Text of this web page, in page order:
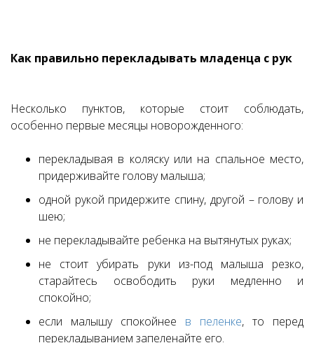
Как правильно перекладывать младенца с рук
Несколько пунктов, которые стоит соблюдать,
особенно первые месяцы новорожденного:
перекладывая в коляску или на спальное место,
придерживайте голову малыша;
одной рукой придержите спину, другой – голову и
шею;
не перекладывайте ребенка на вытянутых руках;
не стоит убирать руки из-под малыша резко,
старайтесь освободить руки медленно и
спокойно;
если малышу спокойнее в пеленке, то перед
перекладыванием запеленайте его.